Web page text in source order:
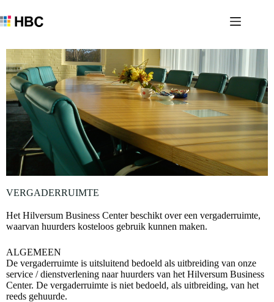
VERGADERRUIMTE
Het Hilversum Business Center beschikt over een vergaderruimte,
waarvan huurders kosteloos gebruik kunnen maken.
ALGEMEEN
De vergaderruimte is uitsluitend bedoeld als uitbreiding van onze
service / dienstverlening naar huurders van het Hilversum Business
Center. De vergaderruimte is niet bedoeld, als uitbreiding, van het
reeds gehuurde.